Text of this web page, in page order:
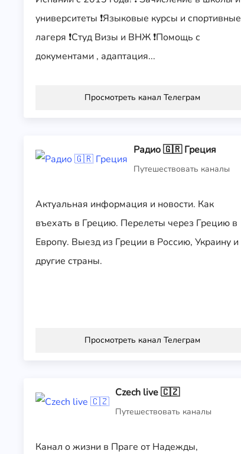
университеты ❗️Языковые курсы и спортивные
лагеря ❗️Студ Визы и ВНЖ ❗️Помощь с
документами , адаптация...
Просмотреть канал Телеграм
Радио 🇬🇷 Греция
Путешествовать каналы
Актуальная информация и новости. Как
въехать в Грецию. Перелеты через Грецию в
Европу. Выезд из Греции в Россию, Украину и
другие страны.
Просмотреть канал Телеграм
Czech live 🇨🇿
Путешествовать каналы
Канал о жизни в Праге от Надежды,